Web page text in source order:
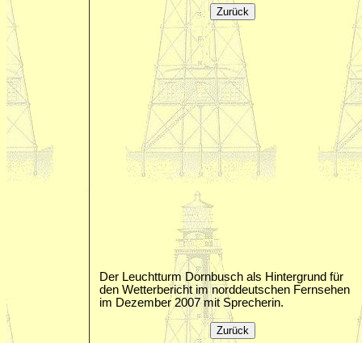
Der Leuchtturm Dornbusch als Hintergrund für
den Wetterbericht im norddeutschen Fernsehen
im Dezember 2007 mit Sprecherin.